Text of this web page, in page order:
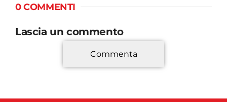
0 COMMENTI
Lascia un commento
*
Commenta